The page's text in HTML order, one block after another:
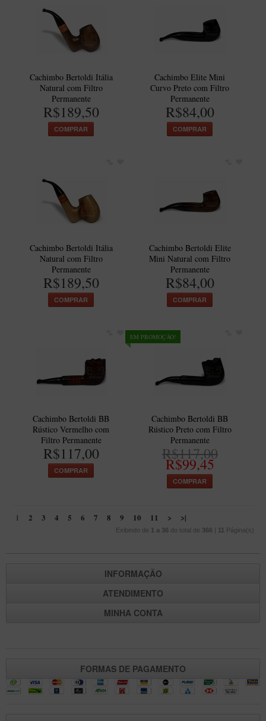
Cachimbo Bertoldi Itália
Natural com Filtro
Permanente
R$189,50
COMPRAR
Cachimbo Elite Mini
Curvo Preto com Filtro
Permanente
R$84,00
COMPRAR
Cachimbo Bertoldi Itália
Natural com Filtro
Permanente
R$189,50
COMPRAR
Cachimbo Bertoldi Elite
Mini Natural com Filtro
Permanente
R$84,00
COMPRAR
Cachimbo Bertoldi BB
Rústico Vermelho com
Filtro Permanente
R$117,00
COMPRAR
EM PROMOÇÃO!
Cachimbo Bertoldi BB
Rústico Preto com Filtro
Permanente
R$117,00
R$99,45
COMPRAR
1 2 3 4 5 6 7 8 9 10 11 > >|
Exibindo de 1 a 36 do total de 366 | 11 Página(s)
INFORMAÇÃO
ATENDIMENTO
MINHA CONTA
FORMAS DE PAGAMENTO